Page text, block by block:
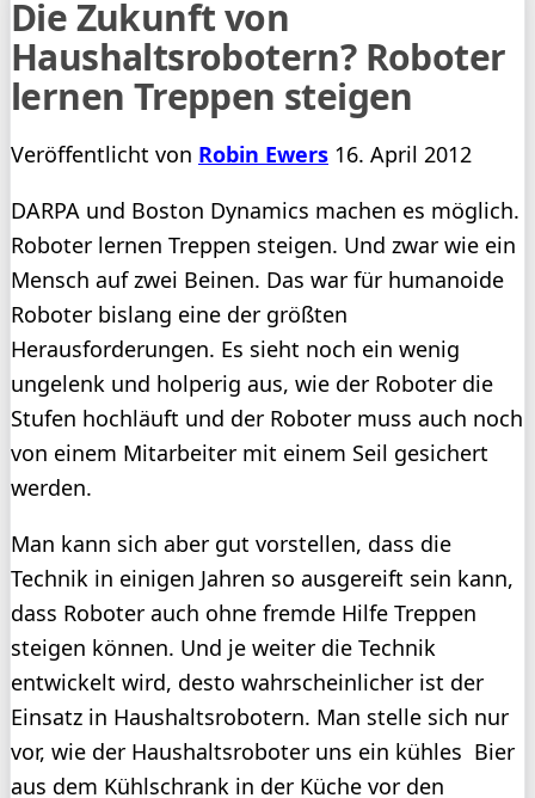
Die Zukunft von
Haushaltsrobotern? Roboter
lernen Treppen steigen
Veröffentlicht von Robin Ewers 16. April 2012
DARPA und Boston Dynamics machen es möglich.
Roboter lernen Treppen steigen. Und zwar wie ein
Mensch auf zwei Beinen. Das war für humanoide
Roboter bislang eine der größten
Herausforderungen. Es sieht noch ein wenig
ungelenk und holperig aus, wie der Roboter die
Stufen hochläuft und der Roboter muss auch noch
von einem Mitarbeiter mit einem Seil gesichert
werden.
Man kann sich aber gut vorstellen, dass die
Technik in einigen Jahren so ausgereift sein kann,
dass Roboter auch ohne fremde Hilfe Treppen
steigen können. Und je weiter die Technik
entwickelt wird, desto wahrscheinlicher ist der
Einsatz in Haushaltsrobotern. Man stelle sich nur
vor, wie der Haushaltsroboter uns ein kühles Bier
aus dem Kühlschrank in der Küche vor den